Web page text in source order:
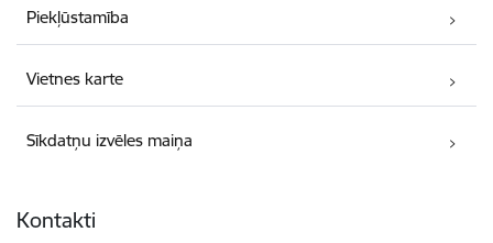
Piekļūstamība
Vietnes karte
Sīkdatņu izvēles maiņa
Kontakti